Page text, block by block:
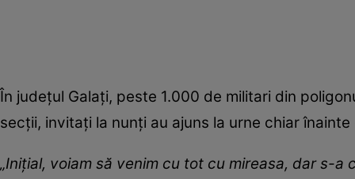
În județul Galați, peste 1.000 de militari din
secții, invitați la nunți au ajuns la urne chiar
„Iniţial, voiam să venim cu tot cu mireasa, dar s-